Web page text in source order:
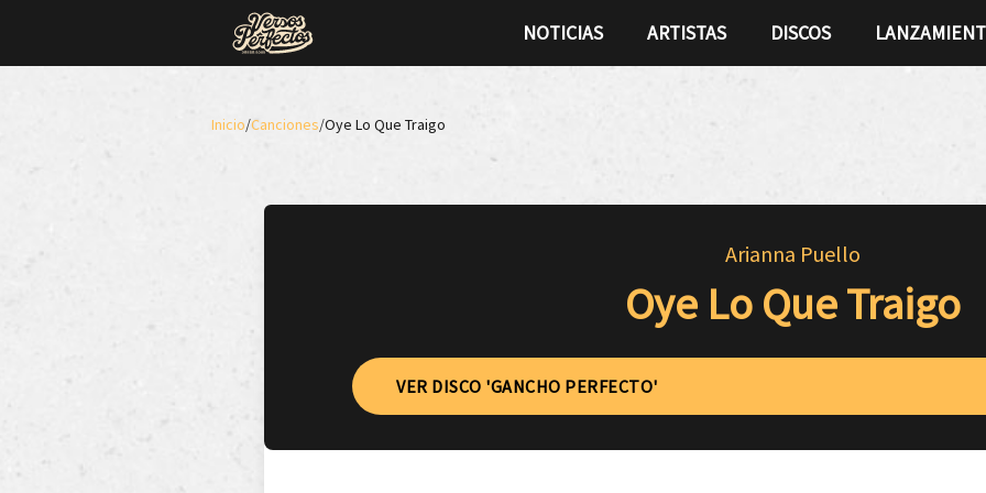
NOTICIAS ARTISTAS DISCOS
Inicio/Canciones/Oye Lo Que Traigo
Arianna Puello
Oye Lo Que Traigo
VER DISCO 'GANCHO PERFECTO'